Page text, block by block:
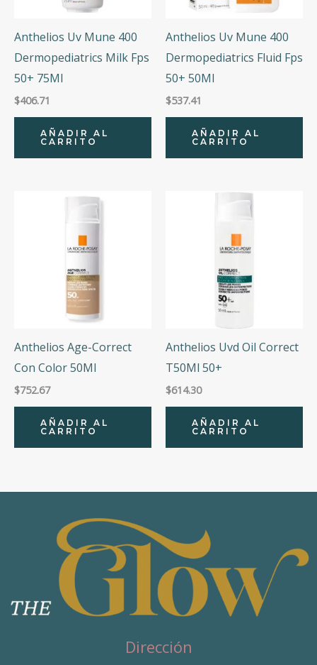
Anthelios Uv Mune 400
Dermopediatrics Milk Fps
50+ 75Ml
$406.71
AÑADIR AL
CARRITO
Anthelios Uv Mune 400
Dermopediatrics Fluid Fps
50+ 50Ml
$537.41
AÑADIR AL
CARRITO
Anthelios Age-Correct
Con Color 50Ml
$752.67
AÑADIR AL
CARRITO
Anthelios Uvd Oil Correct
T50Ml 50+
$614.30
AÑADIR AL
CARRITO
Dirección